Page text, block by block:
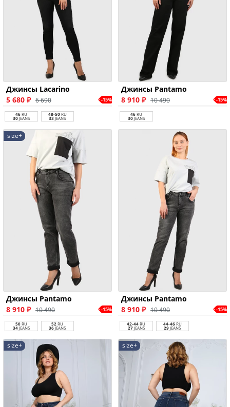
Джинсы Lacarino
5 680 ₽ 6 690 -15%
46RU
30JEANS
48-50RU
33JEANS
Джинсы Pantamo
8 910 ₽ 10 490 -15%
46RU
30JEANS
size+
Джинсы Pantamo
8 910 ₽ 10 490 -15%
50RU
34JEANS
52RU
36JEANS
Джинсы Pantamo
8 910 ₽ 10 490 -15%
42-44RU
27JEANS
44-46RU
29JEANS
size+ size+